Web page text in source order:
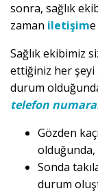
sonra, sağlık
zaman iletişim
Sağlık ekibimiz
ettiğiniz her şeyi
durum
telefon
Gözden
olduğunda,
Sonda
durum